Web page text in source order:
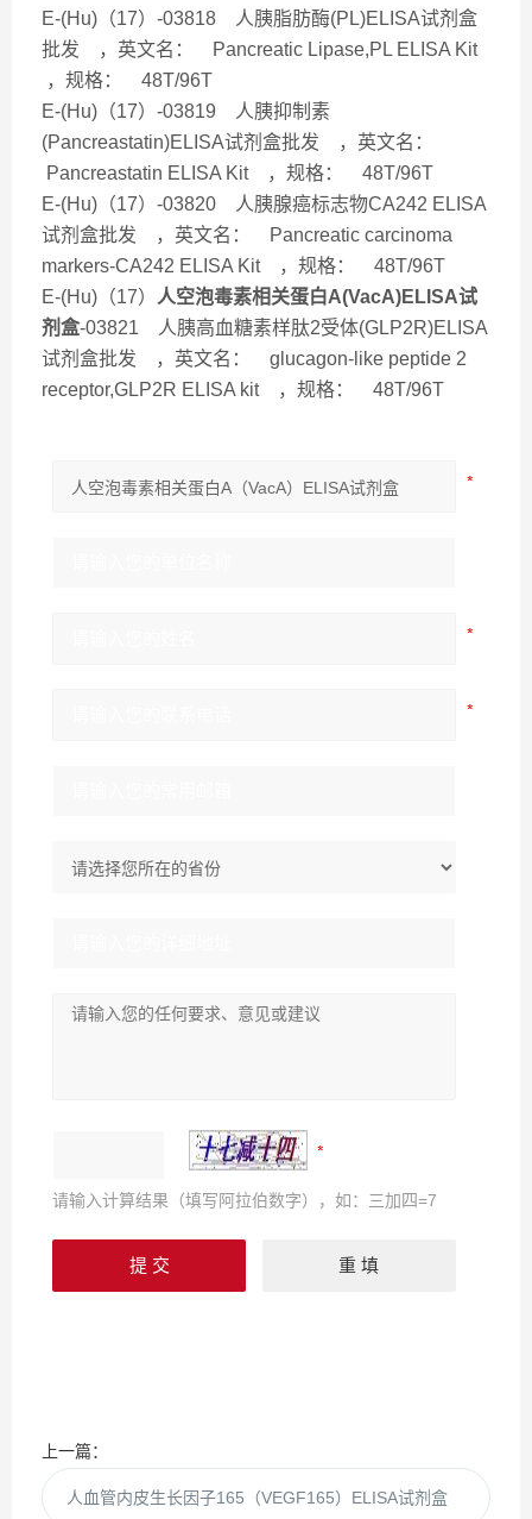
E-(Hu)（17）-03818 人胰脂肪酶(PL)ELISA试剂盒
批发 ，英文名： Pancreatic Lipase,PL ELISA Kit
，规格： 48T/96T
E-(Hu)（17）-03819 人胰抑制素
(Pancreastatin)ELISA试剂盒批发 ，英文名：
Pancreastatin ELISA Kit ，规格： 48T/96T
E-(Hu)（17）-03820 人胰腺癌标志物CA242 ELISA
试剂盒批发 ，英文名： Pancreatic carcinoma
markers-CA242 ELISA Kit ，规格： 48T/96T
E-(Hu)（17）
人空泡毒素相关蛋白A(VacA)ELISA试
剂盒-03821 人胰高血糖素样肽2受体(GLP2R)ELISA
试剂盒批发 ，英文名： glucagon-like peptide 2
receptor,GLP2R ELISA kit ，规格： 48T/96T
请输入计算结果（填写阿拉伯数字），如：三加四=7
上一篇：
人血管内皮生长因子165（VEGF165）ELISA试剂盒